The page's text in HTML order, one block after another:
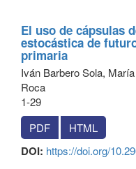
El uso de cápsulas
estocástica de
primaria
Iván Barbero Sola,
Roca
1-29
PDF
HTML
DOI: https://doi.org/